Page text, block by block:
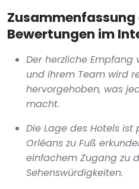
Bewertungen im
Der herzliche
und ihrem Team wird
hervorgehoben, was
macht.
Die Lage des Hotels
Orléans zu Fuß
einfachem Zugang zu
Sehenswürdigkeiten.